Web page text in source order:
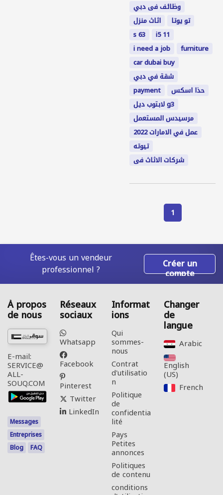
وظائف فى دبي
اثاث منزل
تو يوتا
s 63
i5 11
i need a job
furniture
car dubai buy
شقة في دبي
payment
حذا اسكس
لابتوب ديل g3
مرسيدس المستعمل
عمل في الامارات 2022
تيوته
شركات الاثاث فى
1
Êtes-vous un vendeur
professionnel ? Créer un
compte
À propos
de nous
E-mail:
SERVICE@
ALL-
SOUQ.COM
Messages
Entreprises
Blog
FAQ
Réseaux
sociaux
Whatsapp
Facebook
Pinterest
Twitter
LinkedIn
Informat
ions
Qui
sommes-
nous
Contrat
d'utilisatio
n
Politique
de
confidentia
lité
Pays
Petites
annonces
Politiques
de contenu
conditions
Changer
de
langue
Arabic‎
English
(US)‎
French‎